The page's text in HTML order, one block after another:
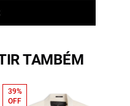
TAMBÉM
39%
OFF